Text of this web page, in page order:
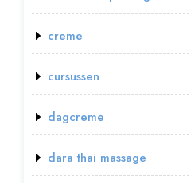
creme
cursussen
dagcreme
dara thai massage